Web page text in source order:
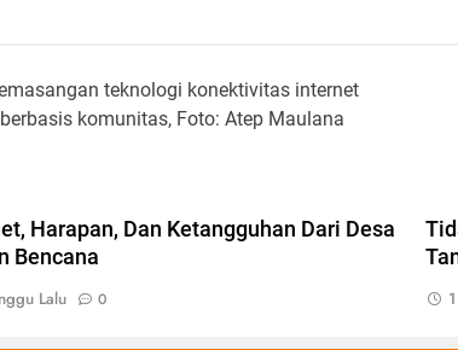
teknologi konektivitas internet
berbasis komunitas, Foto: Atep Maulana
Harapan, Dan Ketangguhan Dari Desa
Bencana
Lalu 0